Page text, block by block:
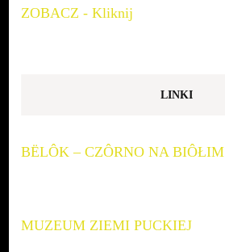
ZOBACZ - Kliknij
LINKI
BËLÔK – CZÔRNO NA BIÔŁIM
MUZEUM ZIEMI PUCKIEJ